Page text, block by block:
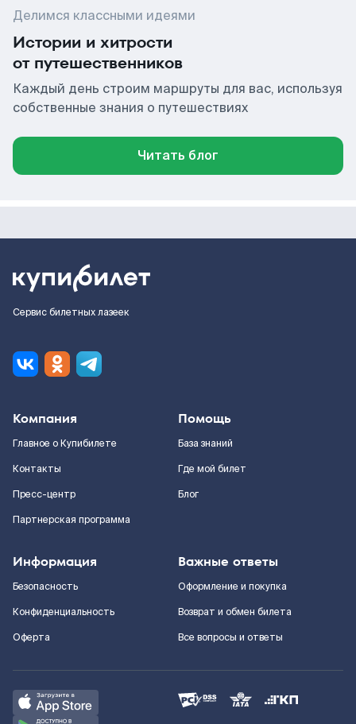
Делимся классными идеями
Истории и хитрости
от путешественников
Каждый день строим маршруты для вас, используя
собственные знания о путешествиях
Читать блог
Сервис билетных лазеек
Компания
Главное о Купибилете
Контакты
Пресс-центр
Партнерская программа
Помощь
База знаний
Где мой билет
Блог
Информация
Безопасность
Конфиденциальность
Оферта
Важные ответы
Оформление и покупка
Возврат и обмен билета
Все вопросы и ответы